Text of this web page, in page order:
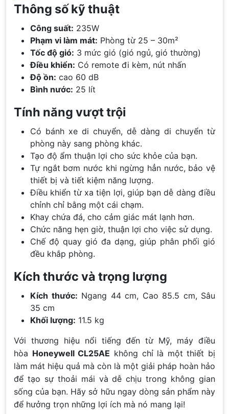
Thông số kỹ thuật
Công suất: 235W
Phạm vi làm mát: Phòng từ 25 – 30m²
Tốc độ gió: 3 mức gió (gió ngủ, gió thường)
Điều khiển: Có remote đi kèm, nút nhấn
Độ ồn: cao 60 dB
Bình nước: 25 lít
Tính năng vượt trội
Có bánh xe di chuyển, dễ dàng di chuyển từ
phòng này sang phòng khác.
Tạo độ ẩm thuận lợi cho sức khỏe của bạn.
Tự ngắt bơm nước khi ngừng hẳn nước, bảo vệ
thiết bị và tiết kiệm năng lượng.
Điều khiển từ xa tiện lợi, giúp bạn dễ dàng điều
chỉnh chỉ bằng một cái chạm.
Khay chứa đá, cho cảm giác mát lạnh hơn.
Chức năng hẹn giờ, thuận lợi cho việc sử dụng.
Chế độ quay gió đa dạng, giúp phân phối gió
đều khắp phòng.
Kích thước và trọng lượng
Kích thước: Ngang 44 cm, Cao 85.5 cm, Sâu
35 cm
Khối lượng: 11.5 kg
Với thương hiệu nổi tiếng đến từ Mỹ, máy điều
hòa Honeywell CL25AE không chỉ là một thiết bị
làm mát hiệu quả mà còn là một giải pháp hoàn hảo
để tạo sự thoải mái và dễ chịu trong không gian
sống của bạn. Hãy sở hữu ngay dòng sản phẩm này
để hưởng trọn những lợi ích mà nó mang lại!